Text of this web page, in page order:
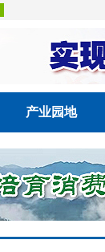
产业园地